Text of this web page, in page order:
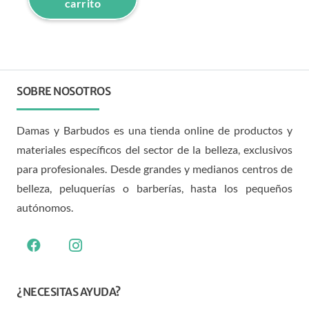
carrito
SOBRE NOSOTROS
Damas y Barbudos es una tienda online de productos y
materiales específicos del sector de la belleza, exclusivos
para profesionales. Desde grandes y medianos centros de
belleza, peluquerías o barberías, hasta los pequeños
autónomos.
¿NECESITAS AYUDA?